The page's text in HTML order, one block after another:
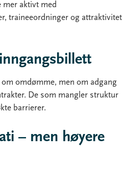
mer aktivt med
traineeordninger og attraktivitet
omdømme, men om adgang
De som mangler struktur
barrierer.
– men høyere